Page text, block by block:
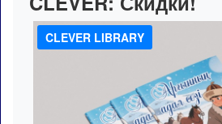
CLEVER LIBRARY